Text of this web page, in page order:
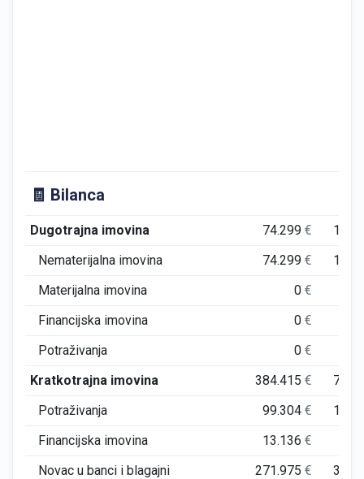
🧾 Bilanca
Dugotrajna imovina 74.299€
Nematerijalna imovina
74.299€
Materijalna imovina
0€
Financijska imovina
0€
Potraživanja
0€
Kratkotrajna imovina
384.415€
Potraživanja
99.304€
Financijska imovina
13.136€
Novac u banci i blagajni
271.975€